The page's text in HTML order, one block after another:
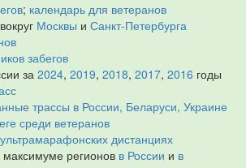
; календарь для ветеранов
Москвы и Санкт-Петербурга
забегов
за 2024, 2019, 2018, 2017, 2016 годы
трассы в России, Беларуси, Украине
среди ветеранов
дистанциях
регионов в России и в